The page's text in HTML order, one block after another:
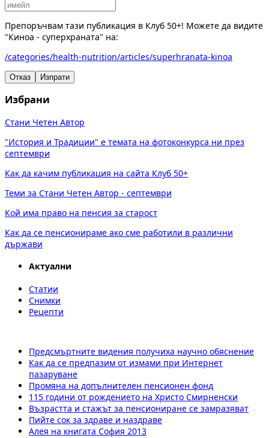
Препоръчвам тази публикация в Клуб 50+! Можете да видите
"Киноа - суперхраната" на:
/categories/health-nutrition/articles/superhranata-kinoa
Отказ Изпрати
Избрани
Стани Четен Автор
"История и Традиции" е темата на фотоконкурса ни през
септември
Как да качим публикация на сайта Клуб 50+
Теми за Стани Четен Автор - септември
Кой има право на пенсия за старост
Как да се пенсионираме ако сме работили в различни
държави
Актуални
Статии
Снимки
Рецепти
Предсмъртните видения получиха научно обяснение
Как да се предпазим от измами при Интернет
пазаруване
Промяна на допълнителен пенсионен фонд
115 години от рождението на Христо Смирненски
Възрастта и стажът за пенсиониране се замразяват
Пийте сок за здраве и наздраве
Алея на книгата София 2013